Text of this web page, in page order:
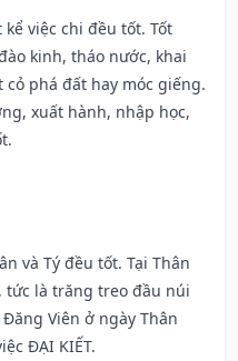
việc chi đều tốt. Tốt
kinh, tháo nước, khai
phá đất hay móc giếng.
xuất hành, nhập học,
và Tý đều tốt. Tại Thân
tức là trăng treo đầu núi
Viên ở ngày Thân
ĐẠI KIẾT.